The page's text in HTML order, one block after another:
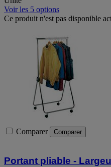
Voir les 5 options
Ce produit n'est pas disponible
Comparer Comparer
Portant pliable -